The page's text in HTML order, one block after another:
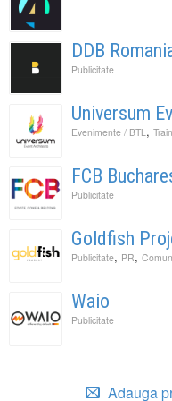
DDB
Publicitate
Universum
Evenimente / BTL,
FCB
Publicitate
Goldfish
Publicitate, PR,
Waio
Publicitate
Adauga